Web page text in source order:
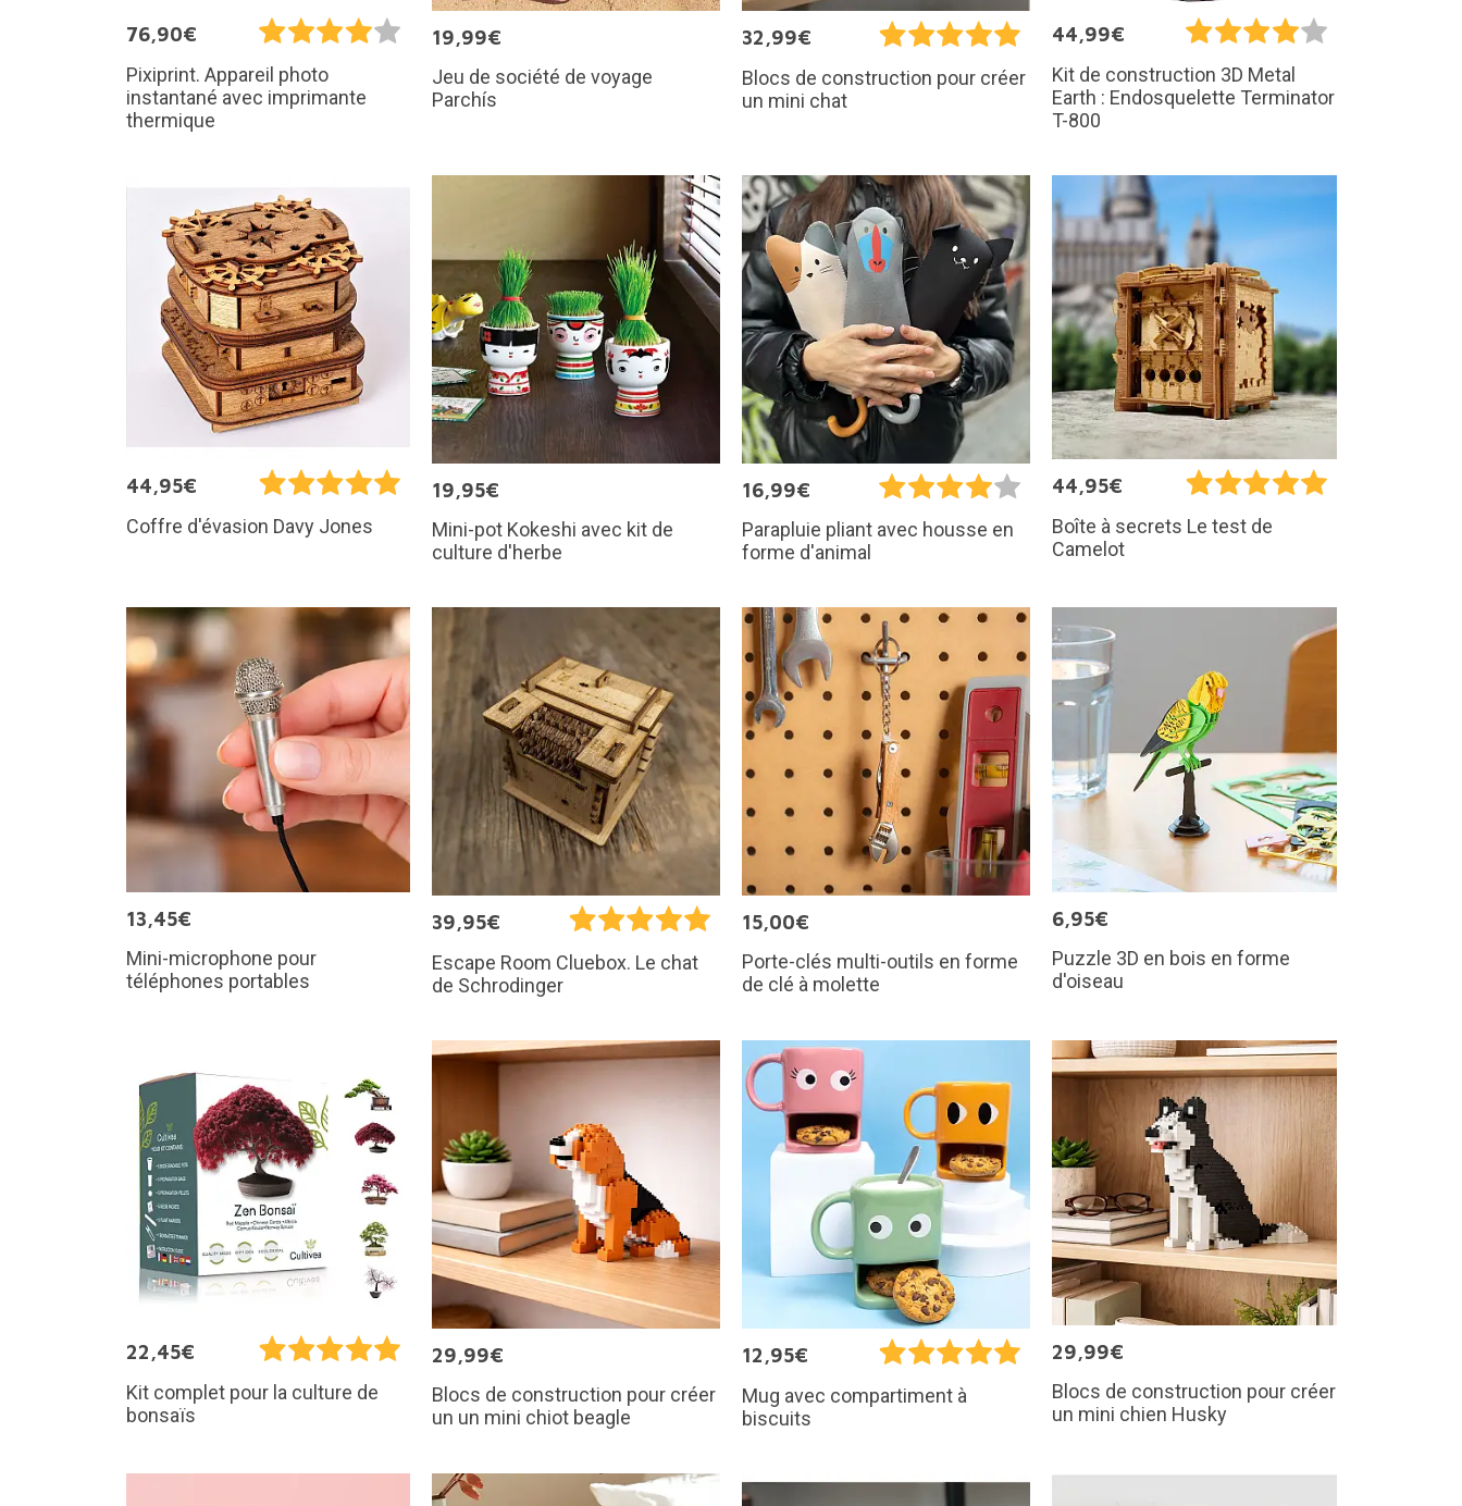
76,90€
Pixiprint. Appareil photo
instantané avec imprimante
thermique
19,99€
Jeu de société de voyage
Parchís
32,99€
Blocs de construction pour créer
un mini chat
44,99€
Kit de construction 3D Metal
Earth : Endosquelette Terminator
T-800
44,95€
Coffre d'évasion Davy Jones
19,95€
Mini-pot Kokeshi avec kit de
culture d'herbe
16,99€
Parapluie pliant avec housse en
forme d'animal
44,95€
Boîte à secrets Le test de
Camelot
13,45€
Mini-microphone pour
téléphones portables
39,95€
Escape Room Cluebox. Le chat
de Schrodinger
15,00€
Porte-clés multi-outils en forme
de clé à molette
6,95€
Puzzle 3D en bois en forme
d'oiseau
22,45€
Kit complet pour la culture de
bonsaïs
29,99€
Blocs de construction pour créer
un un mini chiot beagle
12,95€
Mug avec compartiment à
biscuits
29,99€
Blocs de construction pour créer
un mini chien Husky